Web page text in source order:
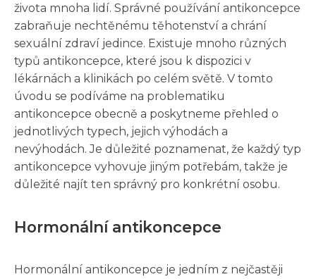
života mnoha lidí. Správné používání antikoncepce
zabraňuje nechtěnému těhotenství a chrání
sexuální zdraví jedince. Existuje mnoho různých
typů antikoncepce, které jsou k dispozici v
lékárnách a klinikách po celém světě. V tomto
úvodu se podíváme na problematiku
antikoncepce obecně a poskytneme přehled o
jednotlivých typech, jejich výhodách a
nevýhodách. Je důležité poznamenat, že každý typ
antikoncepce vyhovuje jiným potřebám, takže je
důležité najít ten správný pro konkrétní osobu.
Hormonální antikoncepce
Hormonální antikoncepce je jedním z nejčastěji